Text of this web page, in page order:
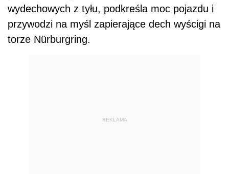
wydechowych z tyłu, podkreśla moc pojazdu i
przywodzi na myśl zapierające dech wyścigi na
torze Nürburgring.
REKLAMA